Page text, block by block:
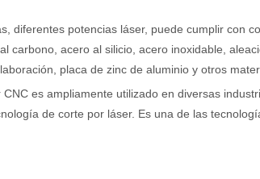
e inspirador del original. Shining
diferentes potencias láser, puede cumplir con
carbono, acero al silicio, acero inoxidable,
placa de zinc de aluminio y otros
es ampliamente utilizado en diversas
de corte por láser. Es una de las